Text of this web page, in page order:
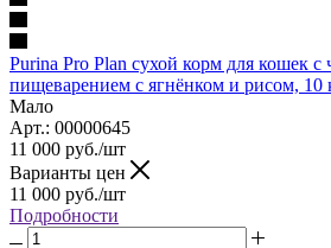
Purina Pro Plan сухой корм для кошек с
пищеварением с ягнёнком и рисом, 10
Мало
Арт.: 00000645
11 000 руб./шт
Варианты цен
11 000 руб./шт
Подробности